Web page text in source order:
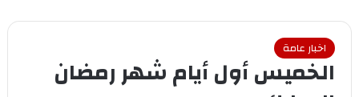
اخبار عامة
الخميس أول أيام شهر رمضان